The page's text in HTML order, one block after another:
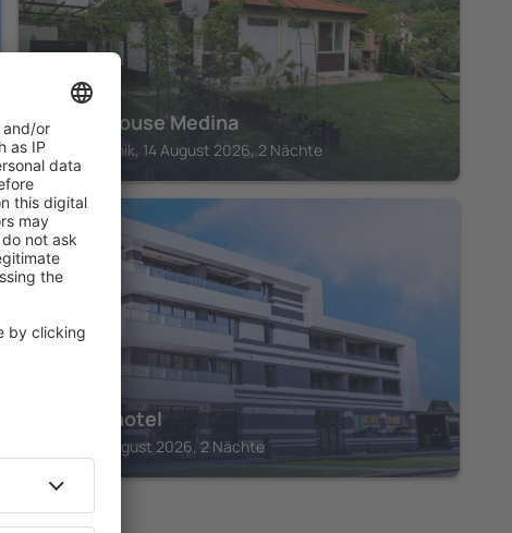
Guest house Medina
Belogradchik, 14 August 2026, 2 Nächte
VIDIN
Impuls hotel
Vidin, 14 August 2026, 2 Nächte